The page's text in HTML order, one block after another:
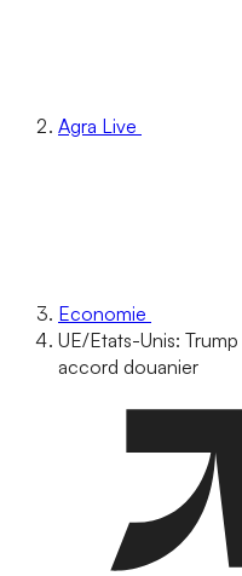
Agra Live
Economie
UE/Etats-Unis:
accord douanier